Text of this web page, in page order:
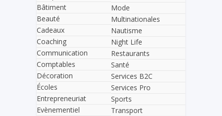
Bâtiment
Beauté
Cadeaux
Coaching
Communication
Comptables
Décoration
Écoles
Entrepreneuriat
Evènementiel
Mode
Multinationales
Nautisme
Night Life
Restaurants
Santé
Services B2C
Services Pro
Sports
Transport